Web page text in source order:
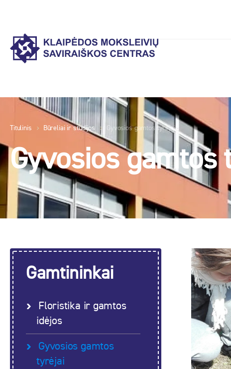
Titulinis Būreliai ir studijos Gyvosios gamtos tyrėjai
Gyvosios gamtos
Gamtininkai
Floristika ir gamtos
idėjos
Gyvosios gamtos
tyrėjai